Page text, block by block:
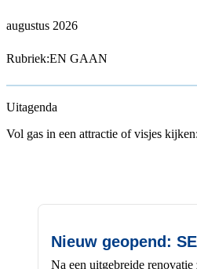
augustus 2026
Rubriek:EN GAAN
Uitagenda
Vol gas in een attractie of visjes
Nieuw geopend:
Na een uitgebreide